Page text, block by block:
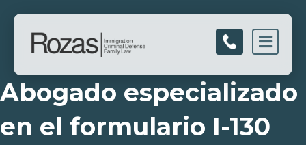
Abogado especializado
en el formulario I-130